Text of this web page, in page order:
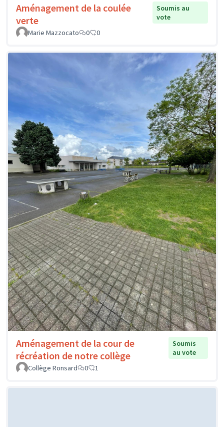
Aménagement de la coulée
verte
Soumis au
vote
Marie Mazzocato
0 0
Aménagement de la cour de
récréation de notre collège
Soumis
au vote
Collège Ronsard
0 1